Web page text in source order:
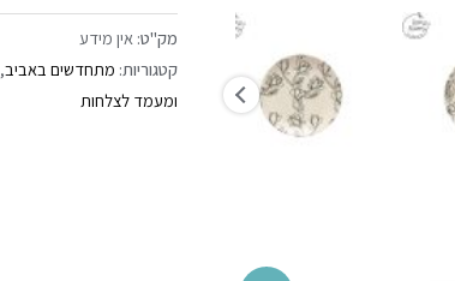
מק"ט: אין מידע
קטגוריות: מתחדשים באביב,
ומעמד לצלחות